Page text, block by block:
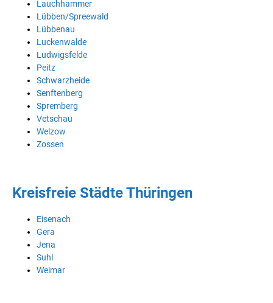
Lauchhammer
Lübben/Spreewald
Lübbenau
Luckenwalde
Ludwigsfelde
Peitz
Schwarzheide
Senftenberg
Spremberg
Vetschau
Welzow
Zossen
Kreisfreie Städte Thüringen
Eisenach
Gera
Jena
Suhl
Weimar